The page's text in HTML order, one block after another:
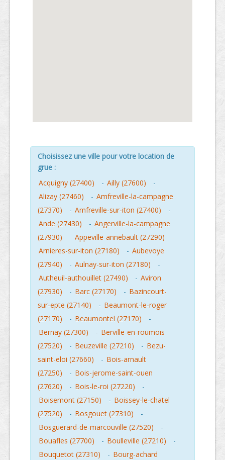
Choisissez une ville pour votre location de
grue :
Acquigny (27400)
- Ailly (27600)
-
Alizay (27460)
- Amfreville-la-campagne
(27370)
- Amfreville-sur-iton (27400)
-
Ande (27430)
- Angerville-la-campagne
(27930)
- Appeville-annebault (27290)
-
Arnieres-sur-iton (27180)
- Aubevoye
(27940)
- Aulnay-sur-iton (27180)
-
Autheuil-authouillet (27490)
- Aviron
(27930)
- Barc (27170) - Bazincourt-
sur-epte (27140)
- Beaumont-le-roger
(27170)
- Beaumontel (27170)
-
Bernay (27300)
- Berville-en-roumois
(27520)
- Beuzeville (27210) - Bezu-
saint-eloi (27660)
- Bois-arnault
(27250)
- Bois-jerome-saint-ouen
(27620)
- Bois-le-roi (27220)
-
Boisemont (27150)
- Boissey-le-chatel
(27520)
- Bosgouet (27310)
-
Bosguerard-de-marcouville (27520)
-
Bouafles (27700)
- Boulleville (27210)
-
Bouquetot (27310)
- Bourg-achard